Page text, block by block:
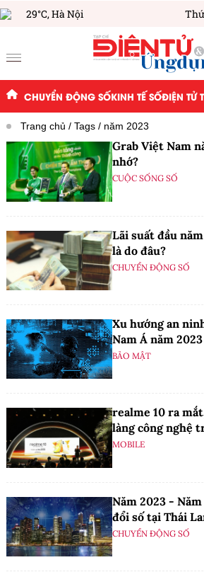
29°C,Hà Nội
CHUYỂN ĐỘNG SỐKINH TẾ SỐĐIỆN TỬ
Trang chủ Tags năm 2023
Grab Việt Nam
nhớ?
CUỘC SỐNG SỐ
Lãi suất đầu
là do đâu?
CHUYỂN ĐỘNG SỐ
Xu hướng an
Nam Á năm
BẢO MẬT
realme 10 ra
làng công nghệ
MOBILE
Năm 2023 -
đổi số tại Thái
CHUYỂN ĐỘNG SỐ